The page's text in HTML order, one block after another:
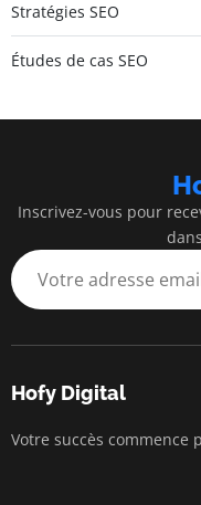
Stratégies SEO
Études de cas SEO
Inscrivez-vous pour
Hofy Digital
Votre succès